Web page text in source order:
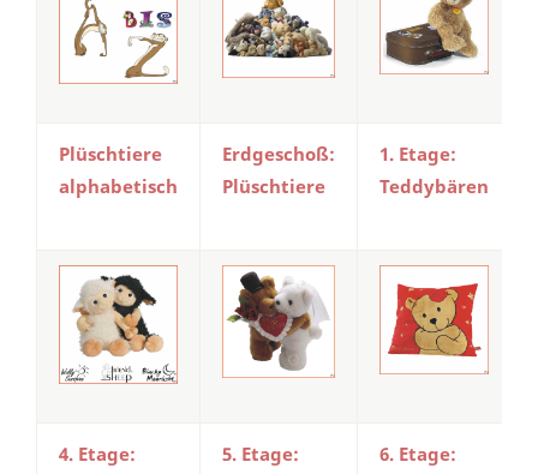
Plüschtiere
alphabetisch
Erdgeschoß:
Plüschtiere
1. Etage:
Teddybären
4. Etage: 5. Etage: 6. Etage: